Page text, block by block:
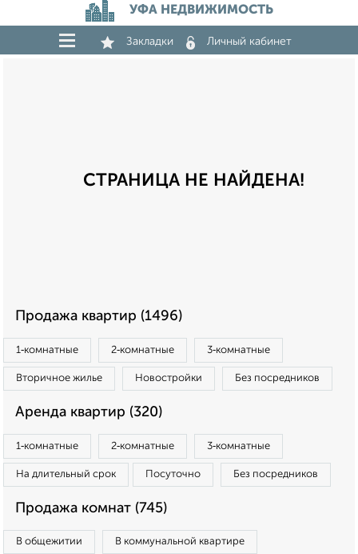
УФА НЕДВИЖИМОСТЬ
Закладки Личный кабинет
СТРАНИЦА НЕ НАЙДЕНА!
Продажа квартир (1496)
1‑комнатные 2‑комнатные 3‑комнатные
Вторичное жилье Новостройки Без посредников
Аренда квартир (320)
1‑комнатные 2‑комнатные 3‑комнатные
На длительный срок Посуточно Без посредников
Продажа комнат (745)
В общежитии В коммунальной квартире